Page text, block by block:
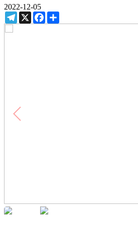
2022-12-05
Telegram
X Facebook